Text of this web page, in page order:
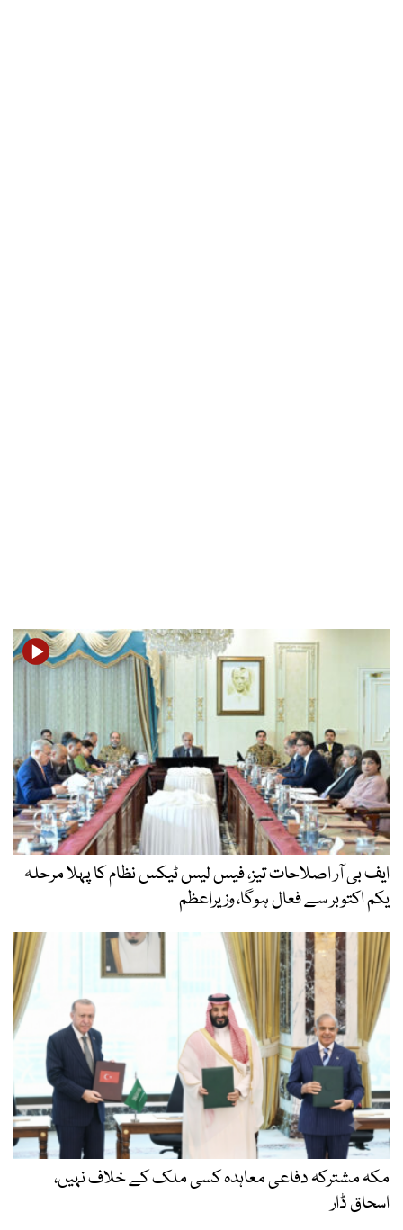
ایف بی آر اصلاحات تیز، فیس لیس ٹیکس نظام کا پہلا مرحلہ
یکم اکتوبر سے فعال ہوگا، وزیراعظم
مکہ مشترکہ دفاعی معاہدہ کسی ملک کے خلاف نہیں،
اسحاق ڈار